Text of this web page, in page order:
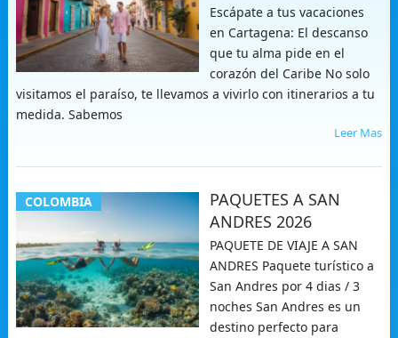
Escápate a tus vacaciones
en Cartagena: El descanso
que tu alma pide en el
corazón del Caribe No solo
visitamos el paraíso, te llevamos a vivirlo con itinerarios a tu
medida. Sabemos
Leer Mas
COLOMBIA
PAQUETES A SAN
ANDRES 2026
PAQUETE DE VIAJE A SAN
ANDRES Paquete turístico a
San Andres por 4 dias / 3
noches San Andres es un
destino perfecto para